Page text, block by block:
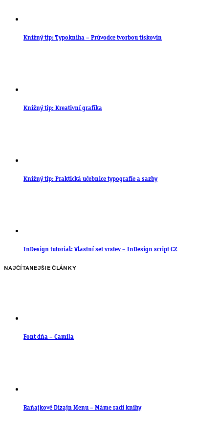
Knižný tip: Typokniha – Průvodce tvorbou tiskovin
Knižný tip: Kreativní grafika
Knižný tip: Praktická učebnice typografie a sazby
InDesign tutorial: Vlastní set vrstev – InDesign script CZ
NAJČÍTANEJŠIE ČLÁNKY
Font dňa – Camila
Raňajkové Dizajn Menu – Máme radi knihy